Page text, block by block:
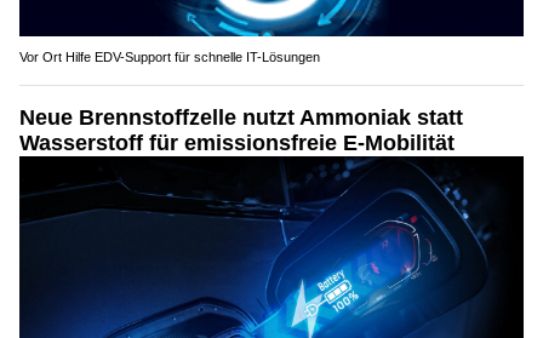
Vor Ort Hilfe EDV-Support für schnelle IT-Lösungen
Neue Brennstoffzelle nutzt Ammoniak statt
Wasserstoff für emissionsfreie E-Mobilität